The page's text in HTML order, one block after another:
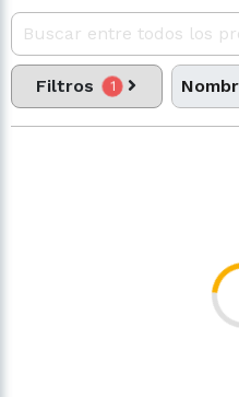
Filtros 1